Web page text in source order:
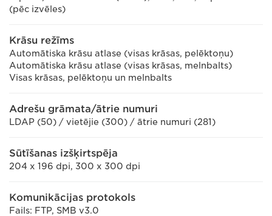
(pēc izvēles)
Krāsu režīms
Automātiska krāsu atlase (visas krāsas, pelēktoņu)
Automātiska krāsu atlase (visas krāsas, melnbalts)
Visas krāsas, pelēktoņu un melnbalts
Adrešu grāmata/ātrie numuri
LDAP (50) / vietējie (300) / ātrie numuri (281)
Sūtīšanas izšķirtspēja
204 x 196 dpi, 300 x 300 dpi
Komunikācijas protokols
Fails: FTP, SMB v3.0